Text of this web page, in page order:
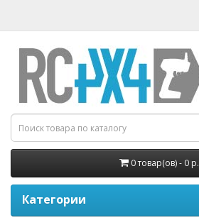
0 товар(ов) - 0 р.
Категории